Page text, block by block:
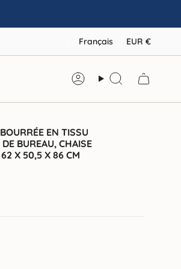
Français EUR €
CompteRecherche
EN TISSU
BUREAU, CHAISE
62 X 50,5 X 86 CM